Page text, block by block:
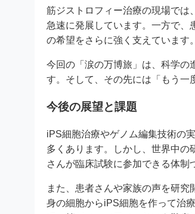
筋ジストロフィー治療の現場では
急速に発展しています。一方で
の希望をさらに強く支えています。
今回の「涙の万博旅」は、科学の
す。そして、その先には「もう一
今後の展望と課題
iPS細胞治療やゲノム編集技術の
多くあります。しかし、世界中
さんが臨床試験に参加できる体制
また、患者さんや家族の声を研
身の細胞からiPS細胞を作って治